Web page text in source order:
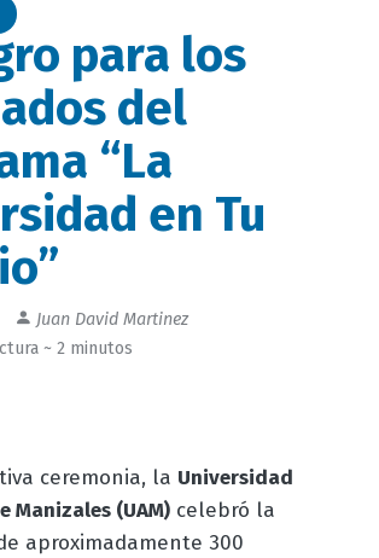
para los
del
“La
en Tu
Juan David Martinez
~ 2 minutos
ceremonia, la Universidad
Manizales (UAM)celebró la
aproximadamente 300